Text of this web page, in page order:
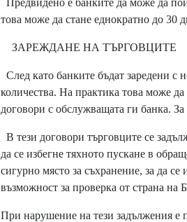
това може да стане еднократно до 30
ЗАРЕЖДАНЕ НА ТЪРГОВЦИТЕ
След като банките бъдат заредени с
количества. На практика това може
договори с обслужващата ги банка.
В тези договори търговците се
да се избегне тяхното пускане в
сигурно място за съхранение, за да
възможност за проверка от страна
При нарушение на тези задължения е